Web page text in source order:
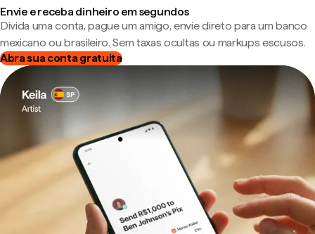
Envie e receba dinheiro em segundos
Divida uma conta, pague um amigo, envie direto para um banco
mexicano ou brasileiro. Sem taxas ocultas ou markups escusos.
Abra sua conta gratuita